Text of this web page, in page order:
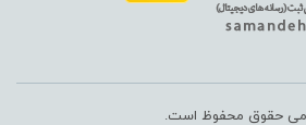
حقوق محفوظ است.